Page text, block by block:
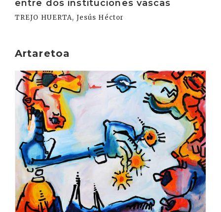
entre dos instituciones vascas
TREJO HUERTA, Jesús Héctor
Artaretoa
Irakurri